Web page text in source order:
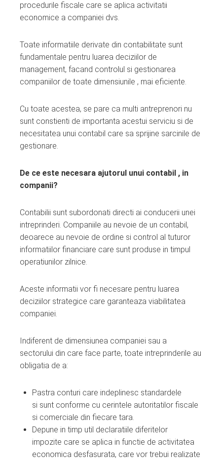
procedurile fiscale care se aplica activitatii
economice a companiei dvs.
Toate informatiile derivate din contabilitate sunt
fundamentale pentru luarea deciziilor de
management, facand controlul si gestionarea
companiilor de toate dimensiunile , mai eficiente.
Cu toate acestea, se pare ca multi antreprenori nu
sunt constienti de importanta acestui serviciu si de
necesitatea unui contabil care sa sprijine sarcinile de
gestionare.
De ce este necesara ajutorul unui contabil , in
companii?
Contabilii sunt subordonati directi ai conducerii unei
intreprinderi. Companiile au nevoie de un contabil,
deoarece au nevoie de ordine si control al tuturor
informatiilor financiare care sunt produse in timpul
operatiunilor zilnice.
Aceste informatii vor fi necesare pentru luarea
deciziilor strategice care garanteaza viabilitatea
companiei.
Indiferent de dimensiunea companiei sau a
sectorului din care face parte, toate intreprinderile au
obligatia de a:
Pastra conturi care indeplinesc standardele
si sunt conforme cu cerintele autoritatilor fiscale
si comerciale din fiecare tara.
Depune in timp util declaratiile diferitelor
impozite care se aplica in functie de activitatea
economica desfasurata, care vor trebui realizate